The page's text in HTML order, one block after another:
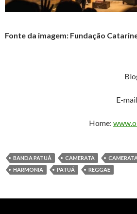
Fonte da imagem: Fundação
E-
Home:
BANDA PATUÁ CAMERATA
HARMONIA
PATUÁ REGGAE